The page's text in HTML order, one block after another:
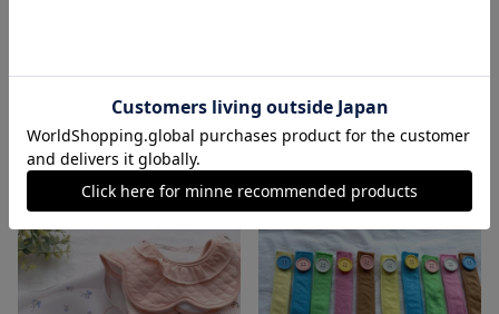
ベビーギフトセット ベビーギフト 出産祝い お食事エプロン シリコンビブ スタイ ベビースタイ 歯固め ベビーソックス 靴下
展示中
スタイ お食事エプロン ベビースタイ 出産祝い ベビーギフトセット ベビーギフト 歯固め トイホルダー おしゃぶりホルダー